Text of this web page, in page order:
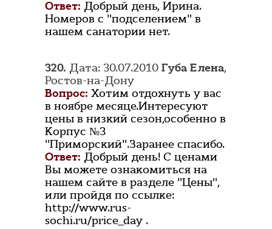
Ответ: Добрый день, Ирина.
Номеров с "подселением" в
нашем санатории нет.
320. Дата: 30.07.2010 Губа Елена,
Ростов-на-Дону
Вопрос: Хотим отдохнуть у вас
в ноябре месяце.Интересуют
цены в низкий сезон,особенно в
Корпус №3
"Приморский".Заранее спасибо.
Ответ: Добрый день! С ценами
Вы можете ознакомиться на
нашем сайте в разделе "Цены",
или пройдя по ссылке:
http://www.rus-
sochi.ru/price_day .